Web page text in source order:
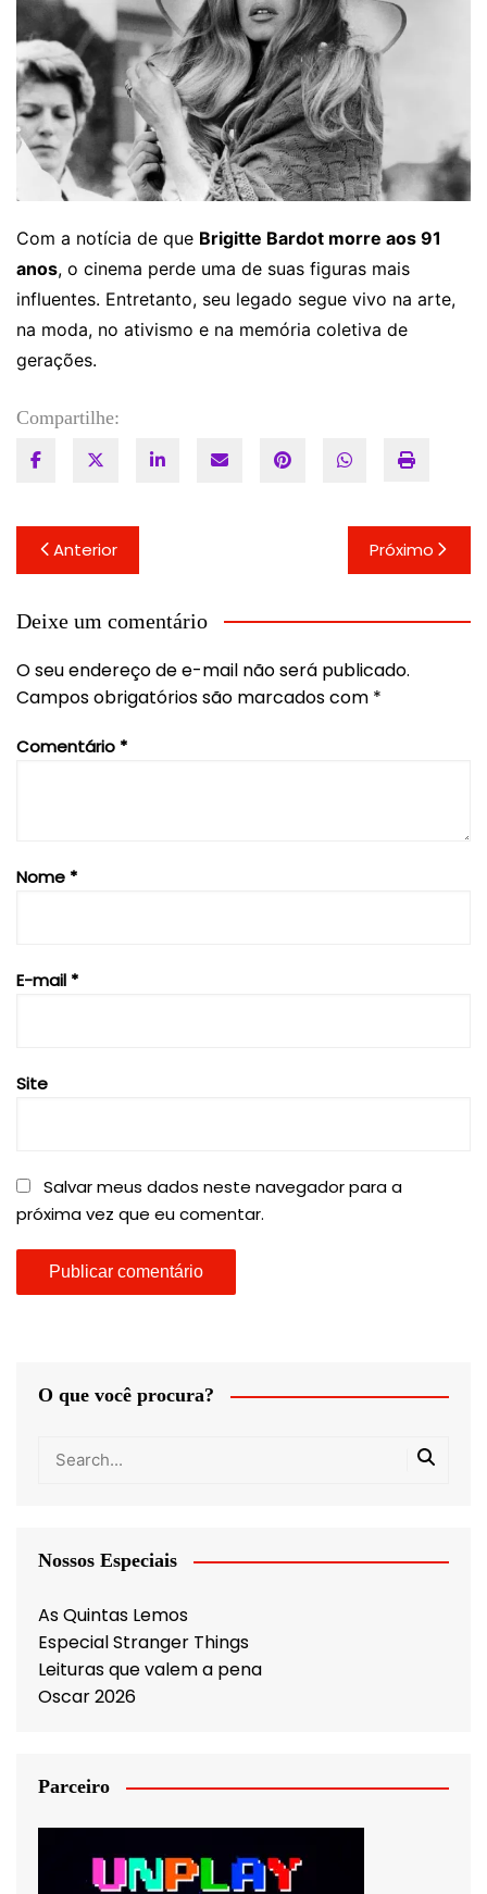
Com a notícia de que Brigitte Bardot morre aos 91
anos, o cinema perde uma de suas figuras mais
influentes. Entretanto, seu legado segue vivo na arte,
na moda, no ativismo e na memória coletiva de
gerações.
Compartilhe:
Navegação
de
Post
Anterior Próximo
Deixe um comentário
O seu endereço de e-mail não será publicado.
Campos obrigatórios são marcados com *
Comentário *
Nome *
E-mail *
Site
Salvar meus dados neste navegador para a
próxima vez que eu comentar.
O que você procura?
Nossos Especiais
As Quintas Lemos
Especial Stranger Things
Leituras que valem a pena
Oscar 2026
Parceiro